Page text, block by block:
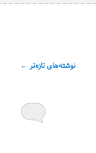
نوشته‌های تازه‌تر ←